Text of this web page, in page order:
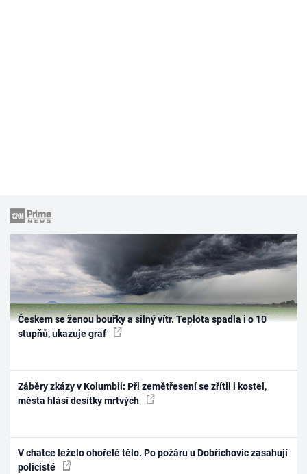
Českem se ženou bouřky a silný vítr. Teplota spadla i o 10
stupňů, ukazuje graf
Záběry zkázy v Kolumbii: Při zemětřesení se zřítil i kostel,
města hlásí desítky mrtvých
V chatce leželo ohořelé tělo. Po požáru u Dobřichovic zasahují
policisté